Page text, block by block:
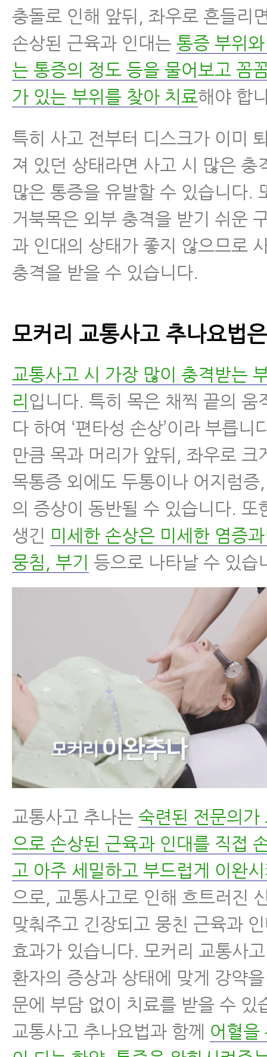
충돌로 인해 앞뒤, 좌우로 흔들리
손상된 근육과 인대는 통증 부위
는 통증의 정도 등을 물어보고 꼼
가 있는 부위를 찾아 치료해야 합
특히 사고 전부터 디스크가 이미
져 있던 상태라면 사고 시 많은 충
많은 통증을 유발할 수 있습니다.
거북목은 외부 충격을 받기 쉬운
과 인대의 상태가 좋지 않으므로
충격을 받을 수 있습니다.
모커리 교통사고 추나요법
교통사고 시 가장 많이 충격받는
리입니다. 특히 목은 채찍 끝의 움
다 하여 ‘편타성 손상’이라 부릅니
만큼 목과 머리가 앞뒤, 좌우로 크
목통증 외에도 두통이나 어지럼증
의 증상이 동반될 수 있습니다. 또
생긴 미세한 손상은 미세한 염증
뭉침, 부기 등으로 나타날 수 있습
교통사고 추나는 숙련된 전문의가
으로 손상된 근육과 인대를 직접
고 아주 세밀하고 부드럽게 이완
으로, 교통사고로 인해 흐트러진
맞춰주고 긴장되고 뭉친 근육과
효과가 있습니다. 모커리 교통사
환자의 증상과 상태에 맞게 강약
문에 부담 없이 치료를 받을 수 있
교통사고 추나요법과 함께 어혈을